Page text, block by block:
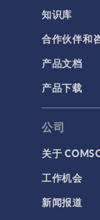
结果与
网格
集群计
3D 打印
AC/DC
App 开
知识库
合作伙伴和
产品文档
产品下载
公司
关于
工作机会
新闻报道